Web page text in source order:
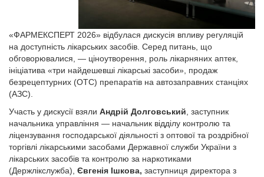
«ФАРМЕКСПЕРТ 2026» відбулася дискусія впливу регуляцій
на доступність лікарських засобів. Серед питань, що
обговорювалися, — ціноутворення, роль лікарняних аптек,
ініціатива «три найдешевші лікарські засоби», продаж
безрецептурних (ОТС) препаратів на автозаправних станціях
(АЗС).
Участь у дискусії взяли Андрій Долговський , заступник
начальника управління — начальник відділу контролю та
ліцензування господарської діяльності з оптової та роздрібної
торгівлі лікарськими засобами Державної служби України з
лікарських засобів та контролю за наркотиками
(Держлікслужба), Євгенія Ішкова, заступниця директора з